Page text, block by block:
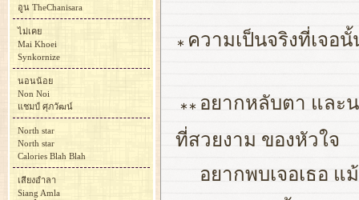
∗ ความเป็นจริงที่เจอ
∗∗ อยากหลับตา และ
ที่สวยงาม ของหัวใจ
อยากพบเจอเธอ แ
อูน TheChanisara
ไม่เคย
Mai Khoei
Synkornize
นอนน้อย
Non Noi
แชมป์ ศุภวัฒน์
North star
North star
Calories Blah Blah
เสียงอำลา
Siang Amla